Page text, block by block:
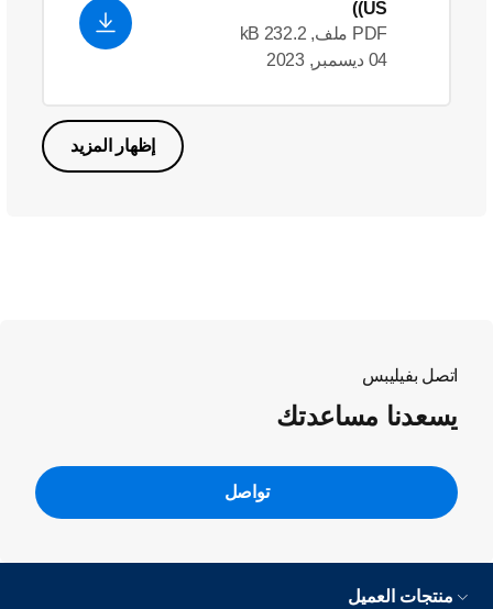
(US)
PDF ملف, 232.2 kB
04 ديسمبر, 2023
إظهار المزيد
اتصل بفيليبس
يسعدنا مساعدتك
تواصل
منتجات العميل